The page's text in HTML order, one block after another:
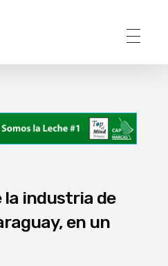
la industria de
en un